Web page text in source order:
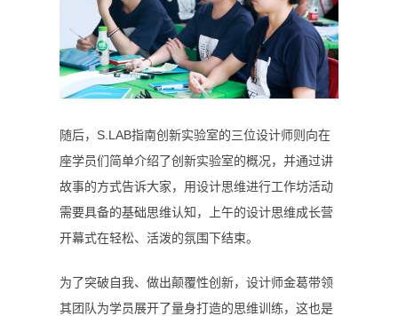
随后， S.LAB指南创新实验室的三位设计师则向在
座学员们简单介绍了创新实验室的概况，并通过讲
故事的方式告诉大家，用设计思维进行工作坊活动
需要具备的基础思维认知，上午的设计思维成长营
开幕式在轻松、活泼的氛围下结束。
为了突破自我、做出颠覆性创新，设计师金葛带领
其团队为学员展开了量身打造的思维训练，这也是